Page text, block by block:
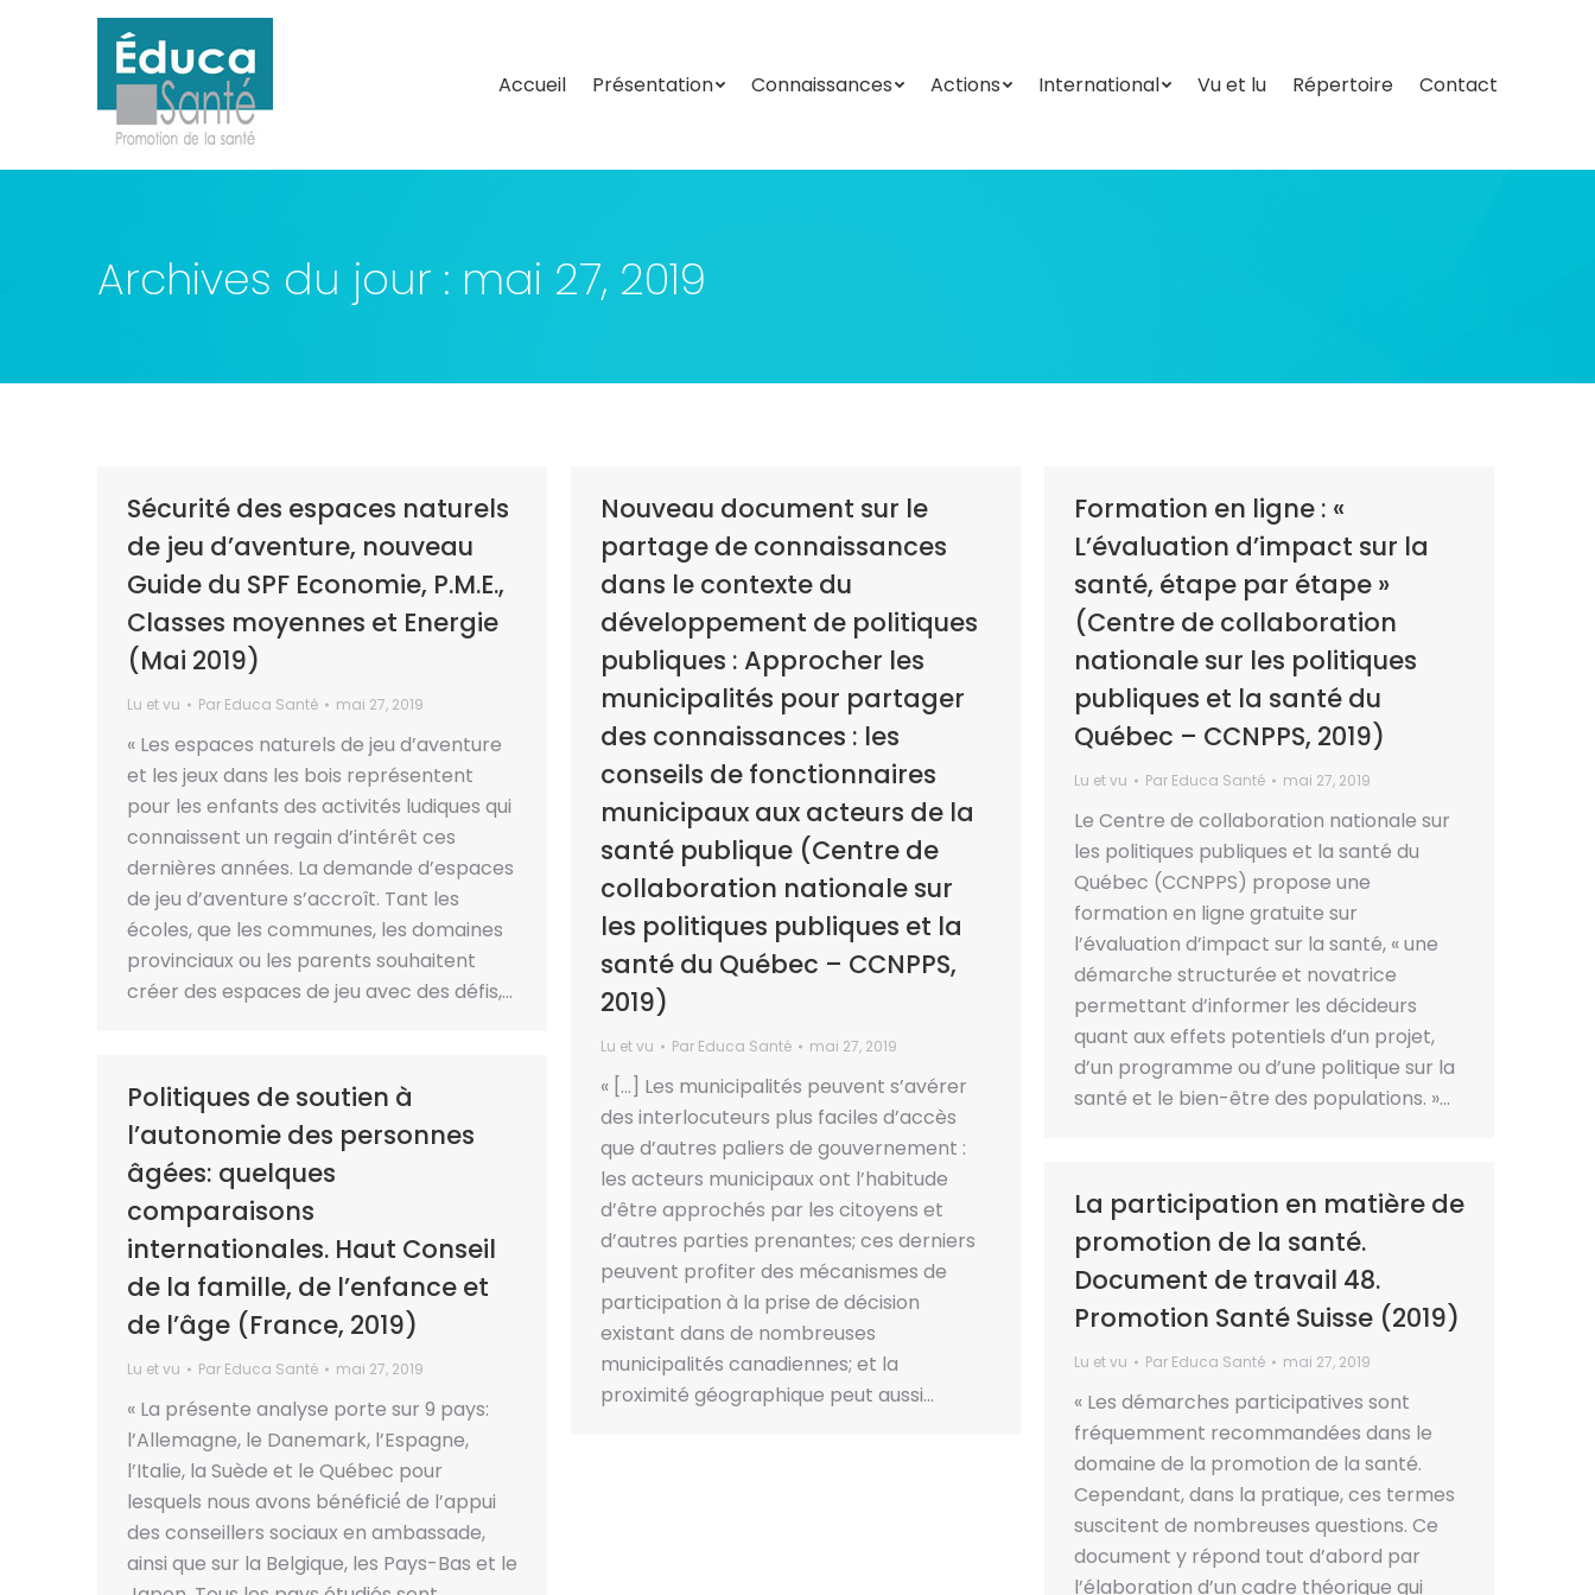
Accueil Présentation Connaissances Actions International Vu et lu Répertoire Contact
Archives du jour : mai 27, 2019
Sécurité des espaces naturels
de jeu d’aventure, nouveau
Guide du SPF Economie, P.M.E.,
Classes moyennes et Energie
(Mai 2019)
Lu et vu Par Educa Santé mai 27, 2019
« Les espaces naturels de jeu d’aventure
et les jeux dans les bois représentent
pour les enfants des activités ludiques qui
connaissent un regain d’intérêt ces
dernières années. La demande d’espaces
de jeu d’aventure s’accroît. Tant les
écoles, que les communes, les domaines
provinciaux ou les parents souhaitent
créer des espaces de jeu avec des défis,…
Nouveau document sur le
partage de connaissances
dans le contexte du
développement de politiques
publiques : Approcher les
municipalités pour partager
des connaissances : les
conseils de fonctionnaires
municipaux aux acteurs de la
santé publique (Centre de
collaboration nationale sur
les politiques publiques et la
santé du Québec – CCNPPS,
2019)
Lu et vu Par Educa Santé mai 27, 2019
« […] Les municipalités peuvent s’avérer
des interlocuteurs plus faciles d’accès
que d’autres paliers de gouvernement :
les acteurs municipaux ont l’habitude
d’être approchés par les citoyens et
d’autres parties prenantes; ces derniers
peuvent profiter des mécanismes de
participation à la prise de décision
existant dans de nombreuses
municipalités canadiennes; et la
proximité géographique peut aussi…
Formation en ligne : «
L’évaluation d’impact sur la
santé, étape par étape »
(Centre de collaboration
nationale sur les politiques
publiques et la santé du
Québec – CCNPPS, 2019)
Lu et vu Par Educa Santé mai 27, 2019
Le Centre de collaboration nationale sur
les politiques publiques et la santé du
Québec (CCNPPS) propose une
formation en ligne gratuite sur
l’évaluation d’impact sur la santé, « une
démarche structurée et novatrice
permettant d’informer les décideurs
quant aux effets potentiels d’un projet,
d’un programme ou d’une politique sur la
santé et le bien-être des populations. »…
Politiques de soutien à
l’autonomie des personnes
âgées: quelques
comparaisons
internationales. Haut Conseil
de la famille, de l’enfance et
de l’âge (France, 2019)
Lu et vu Par Educa Santé mai 27, 2019
« La présente analyse porte sur 9 pays:
l’Allemagne, le Danemark, l’Espagne,
l’Italie, la Suède et le Québec pour
lesquels nous avons bénéficié́ de l’appui
des conseillers sociaux en ambassade,
ainsi que sur la Belgique, les Pays-Bas et le
La participation en matière de
promotion de la santé.
Document de travail 48.
Promotion Santé Suisse (2019)
Lu et vu Par Educa Santé mai 27, 2019
« Les démarches participatives sont
fréquemment recommandées dans le
domaine de la promotion de la santé.
Cependant, dans la pratique, ces termes
suscitent de nombreuses questions. Ce
document y répond tout d’abord par
l’élaboration d’un cadre théorique qui